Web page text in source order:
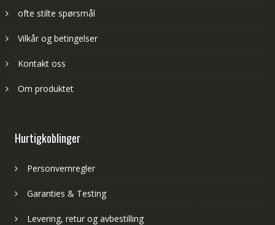
ofte stilte spørsmål
Vilkår og betingelser
Kontakt oss
Om produktet
Hurtigkoblinger
Personvernregler
Garanties & Testing
Levering, retur og avbestilling